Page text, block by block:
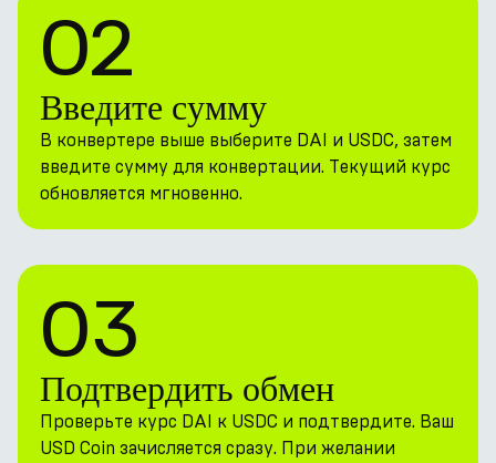
02
Введите сумму
В конвертере выше выберите DAI и USDC, затем
введите сумму для конвертации. Текущий курс
обновляется мгновенно.
03
Подтвердить обмен
Проверьте курс DAI к USDC и подтвердите. Ваш
USD Coin зачисляется сразу. При желании